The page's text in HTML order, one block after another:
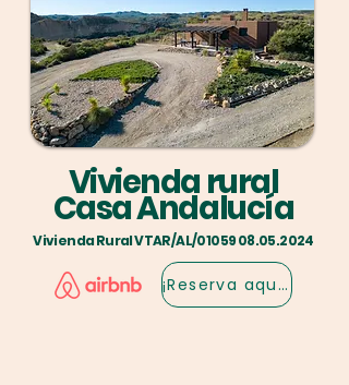
Vivienda rural
Casa Andalucía
Vivienda Rural VTAR/AL/01059 08.05.2024
¡Reserva aquí!